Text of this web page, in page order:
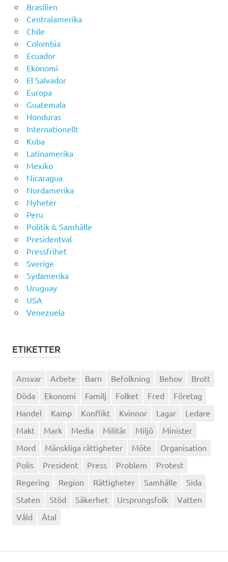
Brasilien
Centralamerika
Chile
Colombia
Ecuador
Ekonomi
El Salvador
Europa
Guatemala
Honduras
Internationellt
Kuba
Latinamerika
Mexiko
Nicaragua
Nordamerika
Nyheter
Peru
Politik & Samhälle
Presidentval
Pressfrihet
Sverige
Sydamerika
Uruguay
USA
Venezuela
ETIKETTER
Ansvar Arbete Barn Befolkning Behov
Brott
Döda
Ekonomi Familj Folket Fred
Företag
Handel
Kamp Konflikt Kvinnor Lagar
Ledare
Makt
Mark Media Militär Miljö
Minister
Mord
Mänskliga rättigheter Möte
Organisation
Polis
President Press Problem
Protest
Regering
Region Rättigheter Samhälle
Sida
Staten
Stöd Säkerhet Ursprungsfolk
Vatten
Våld
Åtal